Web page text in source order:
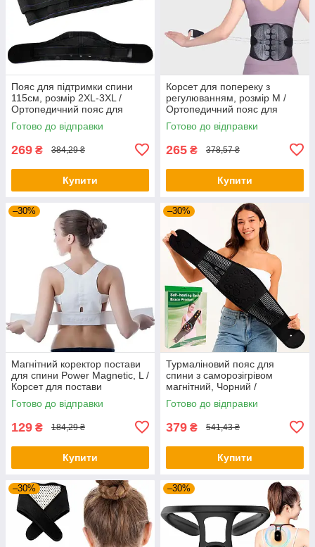
Пояс для підтримки спини
115см, розмір 2XL-3XL /
Ортопедичний пояс для
корекції осанки / Пояс для
попереку
Готово до відправки
269 ₴ 384,29 ₴
Купити
Корсет для попереку з
регулюванням, розмір М /
Ортопедичний пояс для
хребта / Фіксуючий пояс
лікувально-профілактичний
Готово до відправки
265 ₴ 378,57 ₴
Купити
–30%
Магнітний коректор постави
для спини Power Magnetic, L /
Корсет для постави
ортопедичний
Готово до відправки
129 ₴ 184,29 ₴
Купити
–30%
Турмаліновий пояс для
спини з саморозігрівом
магнітний, Чорний /
Ортопедичний пояс з 4
ребрами жорсткості /
Готово до відправки
379 ₴ 541,43 ₴
Купити
–30% –30%